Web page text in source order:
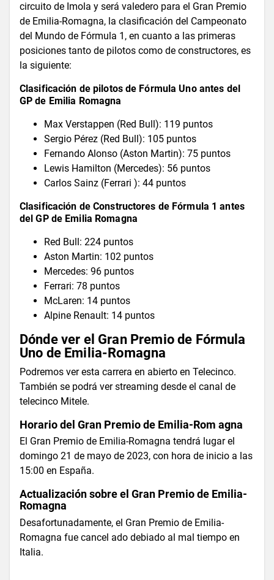
circuito de Imola y será valedero para el Gran Premio
de Emilia-Romagna, la clasificación del Campeonato
del Mundo de Fórmula 1, en cuanto a las primeras
posiciones tanto de pilotos como de constructores, es
la siguiente:
Clasificación de pilotos de Fórmula Uno antes del
GP de Emilia Romagna
Max Verstappen (Red Bull): 119 puntos
Sergio Pérez (Red Bull): 105 puntos
Fernando Alonso (Aston Martin): 75 puntos
Lewis Hamilton (Mercedes): 56 puntos
Carlos Sainz (Ferrari ): 44 puntos
Clasificación de Constructores de Fórmula 1 antes
del GP de Emilia Romagna
Red Bull: 224 puntos
Aston Martin: 102 puntos
Mercedes: 96 puntos
Ferrari: 78 puntos
McLaren: 14 puntos
Alpine Renault: 14 puntos
Dónde ver el Gran Premio de Fórmula
Uno de Emilia-Romagna
Podremos ver esta carrera en abierto en Telecinco.
También se podrá ver streaming desde el canal de
telecinco Mitele.
Horario del Gran Premio de Emilia-Rom agna
El Gran Premio de Emilia-Romagna tendrá lugar el
domingo 21 de mayo de 2023, con hora de inicio a las
15:00 en España.
Actualización sobre el Gran Premio de Emilia-
Romagna
Desafortunadamente, el Gran Premio de Emilia-
Romagna fue cancel ado debiado al mal tiempo en
Italia.